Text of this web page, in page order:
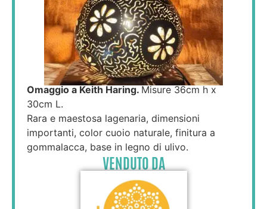
Omaggio a Keith Haring.Misure 36cm h x
30cm L.
Rara e maestosa lagenaria, dimensioni
importanti, color cuoio naturale, finitura a
gommalacca, base in legno di ulivo.
VENDUTO DA